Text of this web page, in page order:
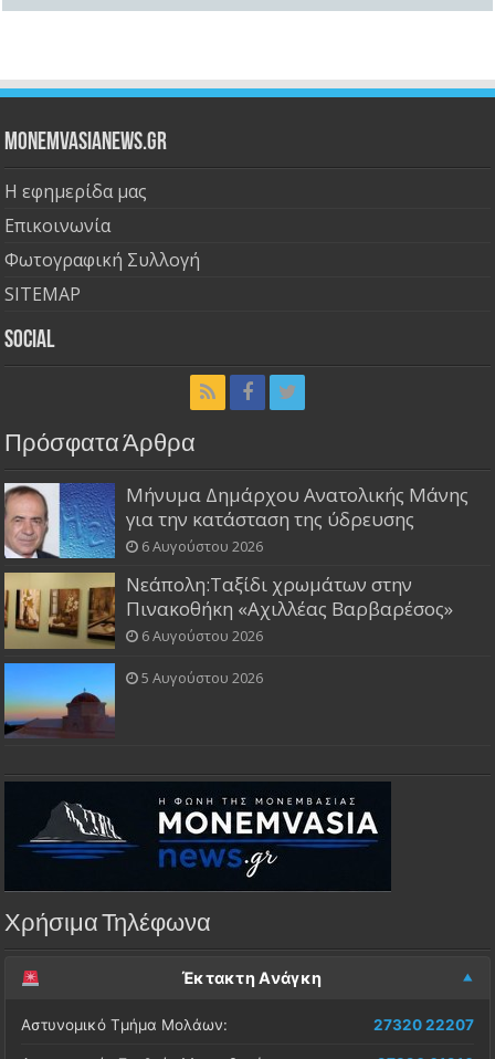
Monemvasianews.gr
Η εφημερίδα μας
Επικοινωνία
Φωτογραφική Συλλογή
SITEMAP
Social
Πρόσφατα Άρθρα
Μήνυμα Δημάρχου Ανατολικής Μάνης
για την κατάσταση της ύδρευσης
6 Αυγούστου 2026
Νεάπολη:Ταξίδι χρωμάτων στην
Πινακοθήκη «Αχιλλέας Βαρβαρέσος»
6 Αυγούστου 2026
5 Αυγούστου 2026
Χρήσιμα Τηλέφωνα
Έκτακτη Ανάγκη
Αστυνομικό Τμήμα Μολάων: 27320 22207